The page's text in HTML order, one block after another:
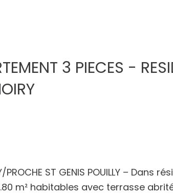
3 PIECES -
PROCHE ST GENIS POUILLY –
m² habitables avec terrasse